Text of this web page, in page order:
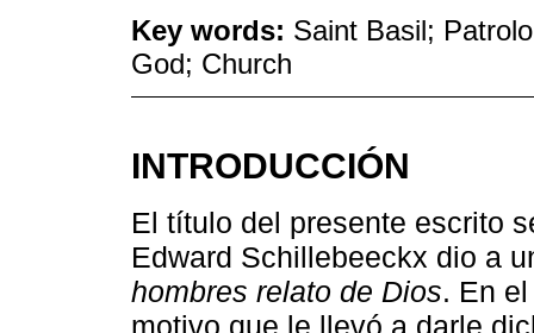
Key words: Saint Basil;
God; Church
INTRODUCCIÓN
El título del presente escrito
Edward Schillebeeckx dio a
hombres relato de Dios. En
motivo que le llevó a darle